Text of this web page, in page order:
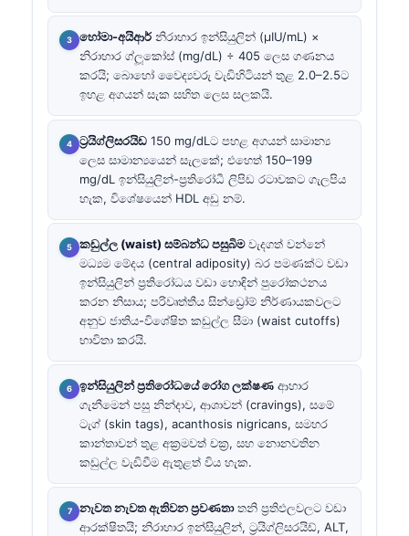
හෝමා-අයිආර්නිරාහාර ඉන්සියුලින් (µIU/mL) ×
නිරාහාර ග්ලූකෝස් (mg/dL) ÷ 405 ලෙස ගණනය
කරයි; බොහෝ වෛද්‍යවරු වැඩිහිටියන් තුළ 2.0–2.5ට
ඉහළ අගයන් සැක සහිත ලෙස සලකයි.
ට්‍රයිග්ලිසරයිඩ 150 mg/dLට පහළ අගයන් සාමාන්‍ය
ලෙස සාමාන්‍යයෙන් සැලකේ; එහෙත් 150–199
mg/dL ඉන්සියුලින්-ප්‍රතිරෝධී ලිපිඩ රටාවකට ගැලපිය
හැක, විශේෂයෙන් HDL අඩු නම්.
කඩුල්ල (waist) සම්බන්ධ පසුබිමවැදගත් වන්නේ
මධ්‍යම මේදය (central adiposity) බර පමණක්ට වඩා
ඉන්සියුලින් ප්‍රතිරෝධය වඩා හොඳින් පුරෝකථනය
කරන නිසාය; පරිවෘත්තීය සින්ඩ්‍රෝම් නිර්ණායකවලට
අනුව ජාතිය-විශේෂිත කඩුල්ල සීමා (waist cutoffs)
භාවිතා කරයි.
ඉන්සියුලින් ප්‍රතිරෝධයේ රෝග ලක්ෂණ ආහාර
ගැනීමෙන් පසු නින්දාව, ආශාවන් (cravings), සමේ
ටැග් (skin tags), acanthosis nigricans, සමහර
කාන්තාවන් තුළ අක්‍රමවත් චක්‍ර, සහ නොනවතින
කඩුල්ල වැඩිවීම ඇතුළත් විය හැක.
නැවත නැවත ඇතිවන ප්‍රවණතාතනි ප්‍රතිඵලවලට වඩා
ආරක්ෂිතයි; නිරාහාර ඉන්සියුලින්, ට්‍රයිග්ලිසරයිඩ්, ALT,